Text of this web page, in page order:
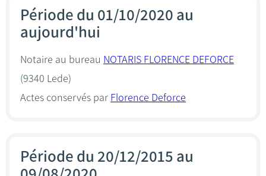
Période du 01/10/2020 au
aujourd'hui
Notaire au bureau NOTARIS FLORENCE DEFORCE
(9340 Lede)
Actes conservés par Florence Deforce
Période du 20/12/2015 au